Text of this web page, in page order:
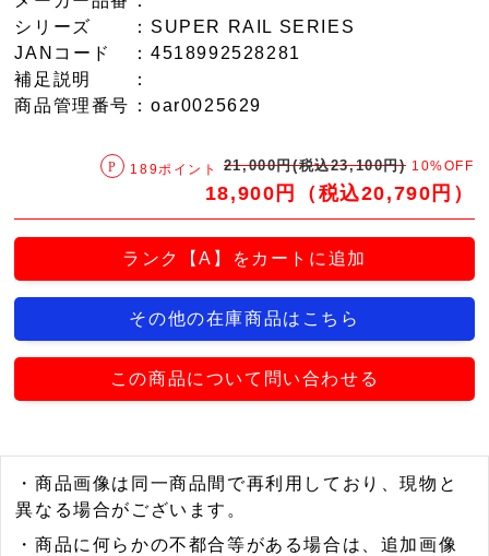
シリーズ
：SUPER RAIL SERIES
JANコード
：4518992528281
補足説明
：
商品管理番号 ：oar0025629
189ポイント 21,000円(税込23,100円) 10%OFF
18,900円（税込20,790円）
ランク【A】をカートに追加
その他の在庫商品はこちら
この商品について問い合わせる
・商品画像は同一商品間で再利用しており、現物と
異なる場合がございます。
・商品に何らかの不都合等がある場合は、追加画像